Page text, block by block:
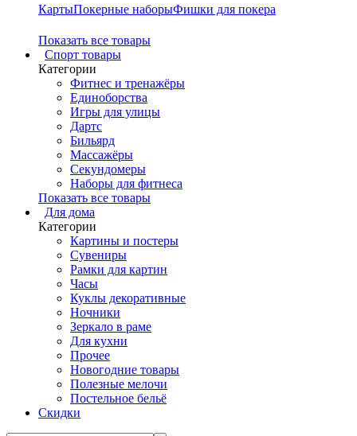
КартыПокерные наборыФишки для покера
Показать все товары
Cпорт товары
Категории
Фитнес и тренажёры
Единоборства
Игры для улицы
Дартс
Бильярд
Массажёры
Секундомеры
Наборы для фитнеса
Показать все товары
Для дома
Категории
Картины и постеры
Сувениры
Рамки для картин
Часы
Куклы декоративные
Ночники
Зеркало в раме
Для кухни
Прочее
Новогодние товары
Полезные мелочи
Постельное бельё
Скидки